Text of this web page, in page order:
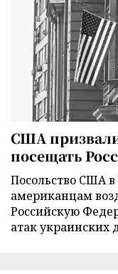
США
посещать
Посольство США
американцам
Российскую
атак украинских